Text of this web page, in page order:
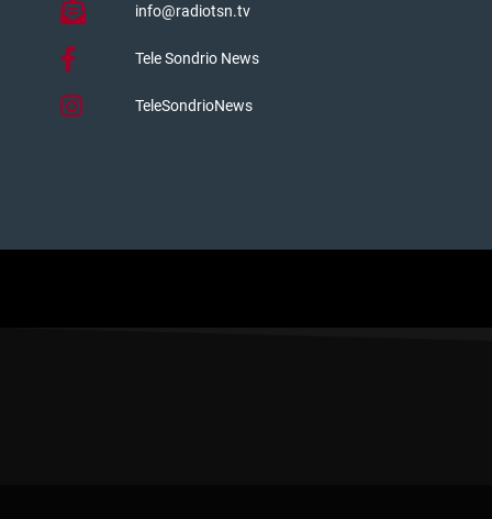
info@radiotsn.tv
Tele Sondrio News
TeleSondrioNews